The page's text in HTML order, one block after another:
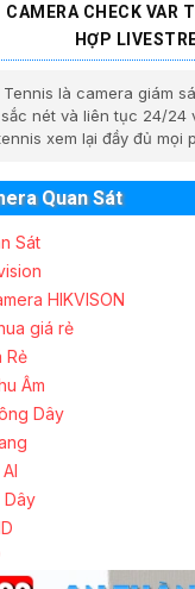
CAMERA CHECK VAR
HỢP
là camera giám
sắc nét và liên tục 24/24
xem lại đầy đủ mọi
Quan Sát
Sát
HIKVISON
giá rẻ
Rẻ
Âm
Dây
Dây